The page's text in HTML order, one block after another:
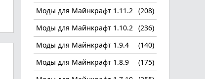
Моды для Майнкрафт 1.11.2 (208)
Моды для Майнкрафт 1.10.2 (236)
Моды для Майнкрафт 1.9.4
(140)
Моды для Майнкрафт 1.8.9
(175)